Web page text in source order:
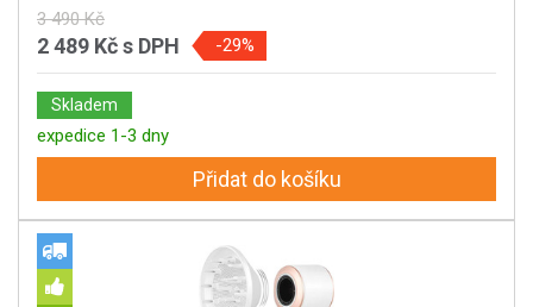
3 490 Kč
2 489 Kčs DPH -29%
Skladem
expedice 1-3 dny
Přidat do košíku